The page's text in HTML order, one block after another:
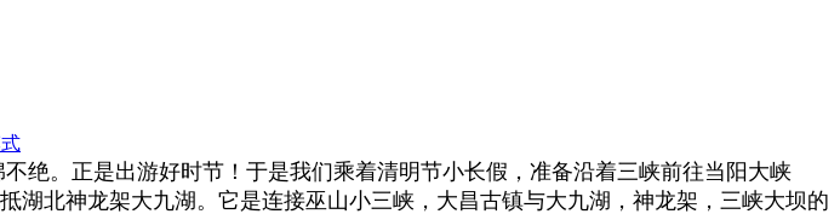
绝。正是出游好时节！于是我们乘着清明节小长假，准备沿着三峡前往当阳大峡
北神龙架大九湖。它是连接巫山小三峡，大昌古镇与大九湖，神龙架，三峡大坝的